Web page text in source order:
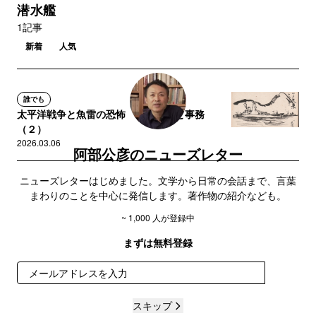
潜水艦
1記事
新着 人気
誰でも
太平洋戦争と魚雷の恐怖 ～ 戦争と事務
（２）
2026.03.06
阿部公彦のニューズレター
ニューズレターはじめました。文学から日常の会話まで、言葉
まわりのことを中心に発信します。著作物の紹介なども。
~ 1,000 人が登録中
まずは無料登録
スキップ